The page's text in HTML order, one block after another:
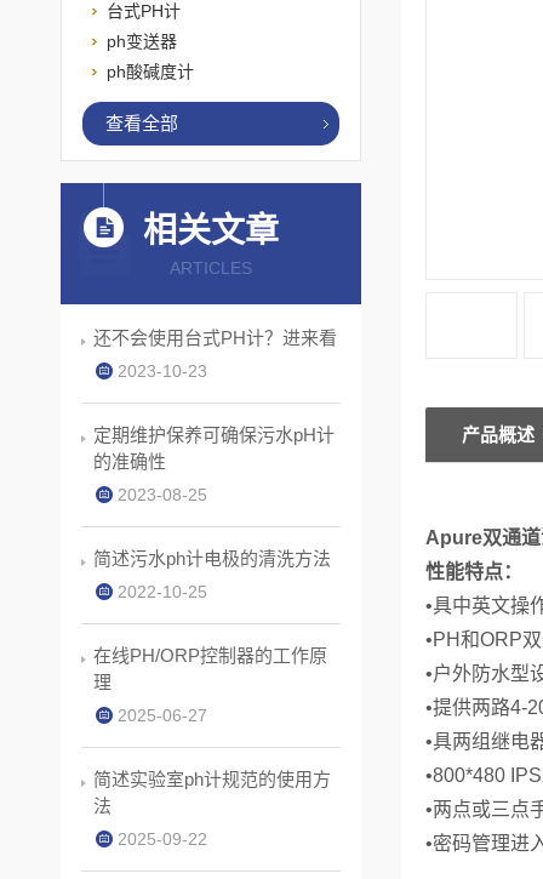
产品概述
Apure双通
性能特点：
•具中英文操
•PH和ORP
•户外防水型
•提供两路4-
•具两组继电
•800*480
•两点或三点
•密码管理进
台式PH计
ph变送器
ph酸碱度计
查看全部
相关文章
ARTICLES
还不会使用台式PH计？进来看
2023-10-23
定期维护保养可确保污水pH计
的准确性
2023-08-25
简述污水ph计电极的清洗方法
2022-10-25
在线PH/ORP控制器的工作原
理
2025-06-27
简述实验室ph计规范的使用方
法
2025-09-22